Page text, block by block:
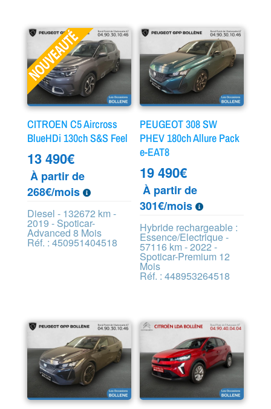
CITROEN C5 Aircross
BlueHDi 130ch S&S Feel
13 490€
À partir de
268€/mois
Diesel - 132672 km -
2019 - Spoticar-
Advanced 8 Mois
Réf. : 450951404518
PEUGEOT 308 SW
PHEV 180ch Allure Pack
e-EAT8
19 490€
À partir de
301€/mois
Hybride rechargeable :
Essence/Electrique -
57116 km - 2022 -
Spoticar-Premium 12
Mois
Réf. : 448953264518